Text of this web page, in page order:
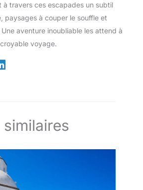
à travers ces escapades un subtil
paysages à couper le souffle et
aventure inoubliable les attend à
voyage.